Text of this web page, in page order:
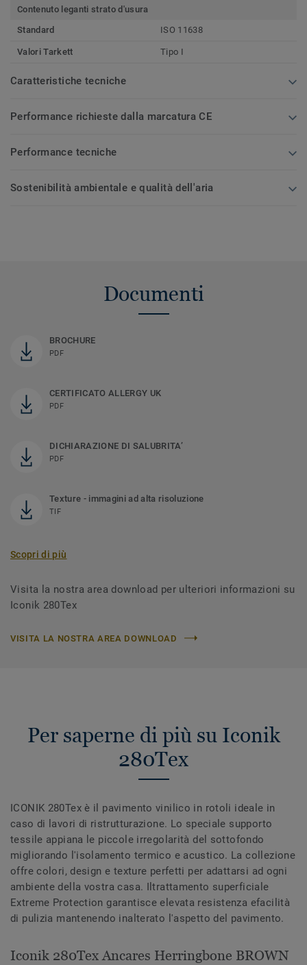
Contenuto leganti strato d'usura
Standard
ISO 11638
Valori Tarkett Tipo I
Caratteristiche tecniche
Performance richieste dalla marcatura CE
Performance tecniche
Sostenibilità ambientale e qualità dell'aria
Documenti
BROCHURE
PDF
CERTIFICATO ALLERGY UK
PDF
DICHIARAZIONE DI SALUBRITA’
PDF
Texture - immagini ad alta risoluzione
TIF
Scopri di più
Visita la nostra area download per ulteriori informazioni su
Iconik 280Tex
VISITA LA NOSTRA AREA DOWNLOAD
Per saperne di più su Iconik
280Tex
ICONIK 280Tex è il pavimento vinilico in rotoli ideale in
caso di lavori di ristrutturazione. Lo speciale supporto
tessile appiana le piccole irregolarità del sottofondo
migliorando l'isolamento termico e acustico. La collezione
offre colori, design e texture perfetti per adattarsi ad ogni
ambiente della vostra casa. Iltrattamento superficiale
Extreme Protection garantisce elevata resistenza efacilità
di pulizia mantenendo inalterato l'aspetto del pavimento.
Iconik 280Tex Ancares Herringbone BROWN